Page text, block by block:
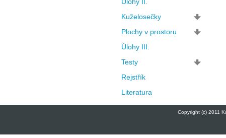
Kuželosečky
Plochy v prostoru
Úlohy III.
Testy
Rejstřík
Literatura
Copyright (c) 2011